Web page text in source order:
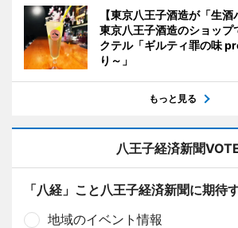
【東京八王子酒造が「生酒
東京八王子酒造のショップ
クテル「ギルティ罪の味
り～」
もっと見る
八王子経済新聞
「八経」こと八王子経済新聞に期待
地域のイベント情報